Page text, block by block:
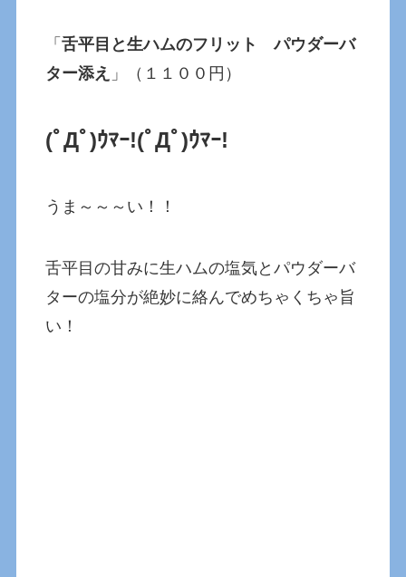
「舌平目と生ハムのフリット パウダーバ
ター添え 」（１１００円）
(ﾟДﾟ)ｳﾏｰ!(ﾟДﾟ)ｳﾏｰ!
うま～～～い！！
舌平目の甘みに生ハムの塩気とパウダーバ
ターの塩分が絶妙に絡んでめちゃくちゃ旨
い！